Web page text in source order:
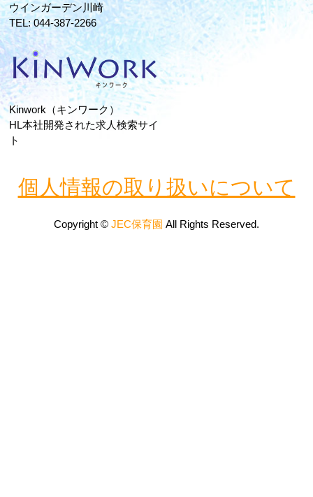
ウインガーデン川崎
TEL: 044-387-2266
Kinwork（キンワーク）
HL本社開発された求人検索サイ
ト
個人情報の取り扱いについて
Copyright © JEC保育園 All Rights Reserved.